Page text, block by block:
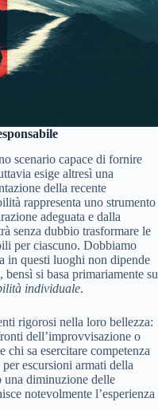
scenario capace di fornire
esige altresì una
della recente
rappresenta uno strumento
adeguata e dalla
senza dubbio trasformare le
per ciascuno. Dobbiamo
in questi luoghi non dipende
si basa primariamente su
individuale.
rigorosi nella loro bellezza:
dell’improvvisazione o
chi sa esercitare competenza
escursioni armati della
una diminuzione delle
notevolmente l’esperienza